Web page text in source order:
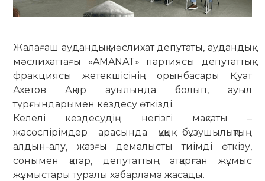
Жалағаш аудандық мәслихат депутаты, аудандық
мәслихаттағы «AMANAT» партиясы депутаттық
фракциясы жетекшісінің орынбасары Қуат
Ахетов Аққыр ауылында болып, ауыл
тұрғындарымен кездесу өткізді.
Келелі кездесудің негізгі мақсаты –
жасөспірімдер арасында құқық бұзушылықтың
алдын-алу, жазғы демалысты тиімді өткізу,
сонымен қатар, депутаттың атқарған жұмыс
жұмыстары туралы хабарлама жасады.